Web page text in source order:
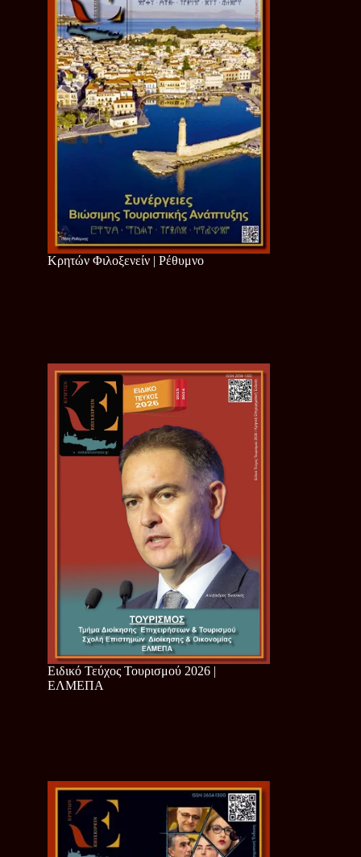
Κρητών Φιλοξενείν | Ρέθυμνο
Ειδικό Τεύχος Τουρισμού 2026 |
ΕΛΜΕΠΑ